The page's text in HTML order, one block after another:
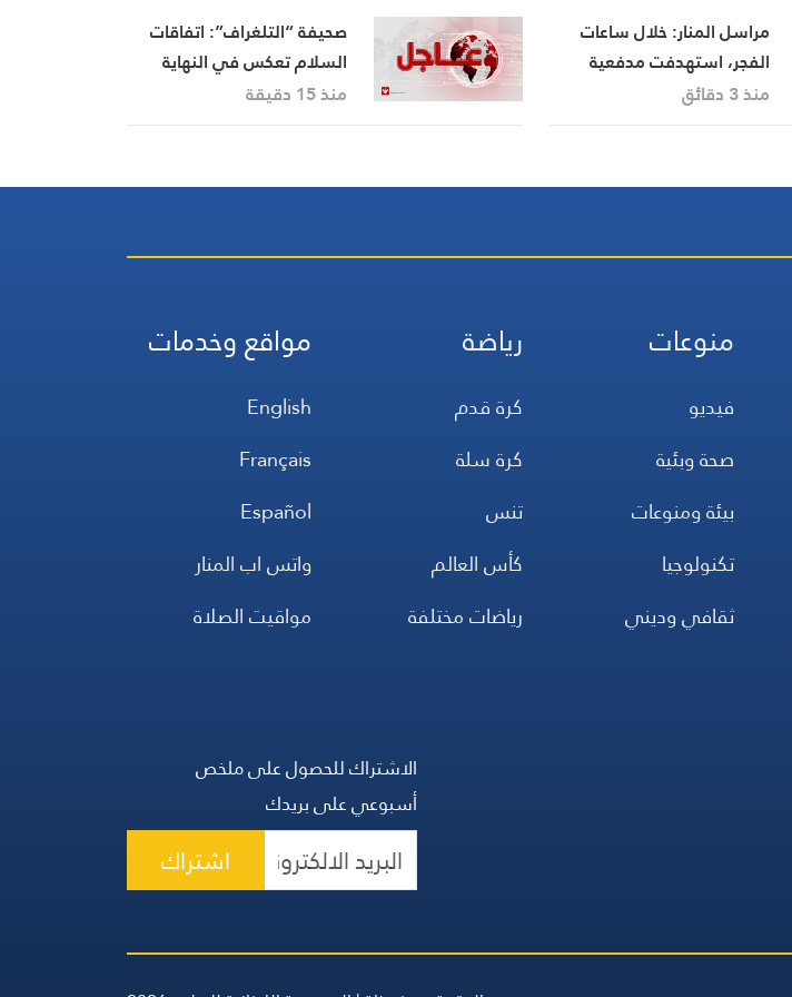
مراسل المنار: خلال ساعات
الفجر، استهدفت مدفعية
الاحتلال اطراف وادي زبقين،
الاحتلال تفجيراً في بلدة حداثا
منذ 3 دقائق
صحيفة “التلغراف”: اتفاقات
السلام تعكس في النهاية
نتائج المعارك على الأرض التي
منذ 15 دقيقة
منوعات
فيديو
صحة وبئية
بيئة ومنوعات
تكنولوجيا
ثقافي وديني
رياضة
كرة قدم
كرة سلة
تنس
كأس العالم
رياضات مختلفة
مواقع وخدمات
English
Français
Español
واتس اب المنار
مواقيت الصلاة
الاشتراك للحصول على ملخص
أسبوعي على بريدك
اشتراك